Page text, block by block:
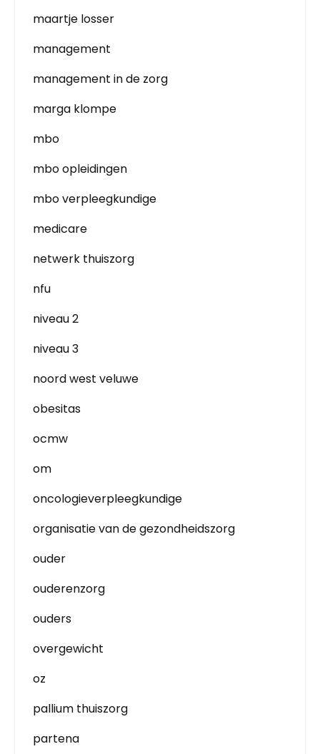
maartje losser
management
management in de zorg
marga klompe
mbo
mbo opleidingen
mbo verpleegkundige
medicare
netwerk thuiszorg
nfu
niveau 2
niveau 3
noord west veluwe
obesitas
ocmw
om
oncologieverpleegkundige
organisatie van de gezondheidszorg
ouder
ouderenzorg
ouders
overgewicht
oz
pallium thuiszorg
partena